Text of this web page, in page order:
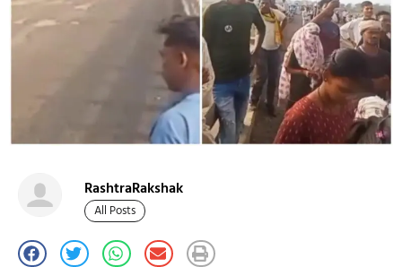
RashtraRakshak
All Posts